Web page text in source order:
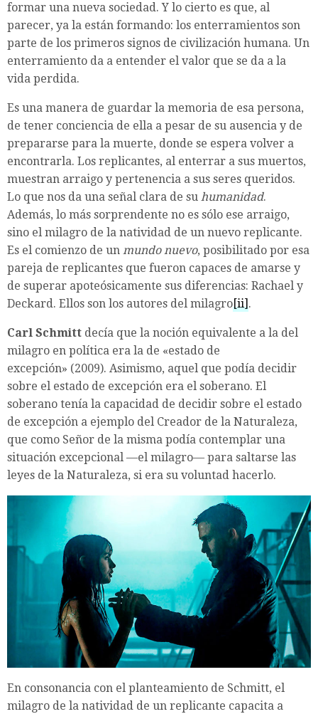
formar una nueva sociedad. Y lo cierto es que, al
parecer, ya la están formando: los enterramientos son
parte de los primeros signos de civilización humana. Un
enterramiento da a entender el valor que se da a la
vida perdida.
Es una manera de guardar la memoria de esa persona,
de tener conciencia de ella a pesar de su ausencia y de
prepararse para la muerte, donde se espera volver a
encontrarla. Los replicantes, al enterrar a sus muertos,
muestran arraigo y pertenencia a sus seres queridos.
Lo que nos da una señal clara de su humanidad.
Además, lo más sorprendente no es sólo ese arraigo,
sino el milagro de la natividad de un nuevo replicante.
Es el comienzo de un mundo nuevo, posibilitado por esa
pareja de replicantes que fueron capaces de amarse y
de superar apoteósicamente sus diferencias: Rachael y
Deckard. Ellos son los autores del milagro[ii].
Carl Schmitt decía que la noción equivalente a la del
milagro en política era la de «estado de
excepción» (2009). Asimismo, aquel que podía decidir
sobre el estado de excepción era el soberano. El
soberano tenía la capacidad de decidir sobre el estado
de excepción a ejemplo del Creador de la Naturaleza,
que como Señor de la misma podía contemplar una
situación excepcional —el milagro— para saltarse las
leyes de la Naturaleza, si era su voluntad hacerlo.
En consonancia con el planteamiento de Schmitt, el
milagro de la natividad de un replicante capacita a